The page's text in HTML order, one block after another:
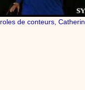
de conteurs,